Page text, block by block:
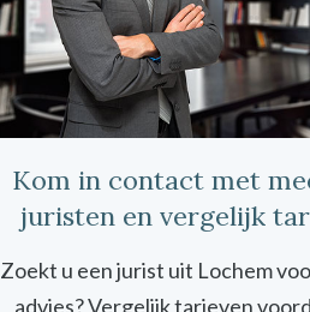
Kom in contact met
juristen en vergelijk
Zoekt u een jurist uit Lochem
advies? Vergelijk tarieven